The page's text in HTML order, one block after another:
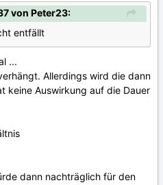
von Peter23:
entfällt
...
Allerdings wird die dann
keine Auswirkung auf die Dauer
dann nachträglich für den